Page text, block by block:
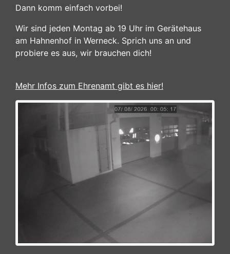
Dann komm einfach vorbei!
Wir sind jeden Montag ab 19 Uhr im Gerätehaus
am Hahnenhof in Werneck. Sprich uns an und
probiere es aus, wir brauchen dich!
Mehr Infos zum Ehrenamt gibt es hier!